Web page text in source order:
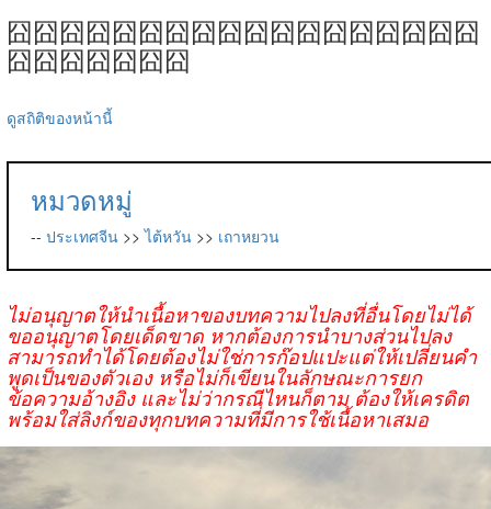
囧囧囧囧囧囧囧囧囧囧囧囧囧囧囧囧囧囧
囧囧囧囧囧囧囧
ดูสถิติของหน้านี้
หมวดหมู่
-- ประเทศจีน >>ไต้หวัน >> เถาหยวน
ไม่อนุญาตให้นำเนื้อหาของบทความไปลงที่อื่นโดยไม่ได้
ขออนุญาตโดยเด็ดขาด หากต้องการนำบางส่วนไปลง
สามารถทำได้โดยต้องไม่ใช่การก๊อปแปะแต่ให้เปลี่ยนคำ
พูดเป็นของตัวเอง หรือไม่ก็เขียนในลักษณะการยก
ข้อความอ้างอิง และไม่ว่ากรณีไหนก็ตาม ต้องให้เครดิต
พร้อมใส่ลิงก์ของทุกบทความที่มีการใช้เนื้อหาเสมอ